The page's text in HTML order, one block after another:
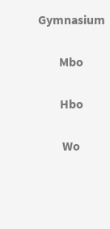
Gymnasium
Mbo
Hbo
Wo